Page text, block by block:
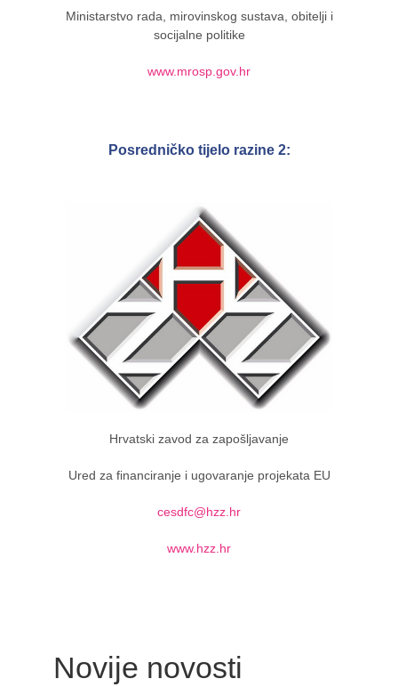
Ministarstvo rada, mirovinskog sustava, obitelji i
socijalne politike
www.mrosp.gov.hr
Posredničko tijelo razine 2:
Hrvatski zavod za zapošljavanje
Ured za financiranje i ugovaranje projekata EU
cesdfc@hzz.hr
www.hzz.hr
Novije novosti